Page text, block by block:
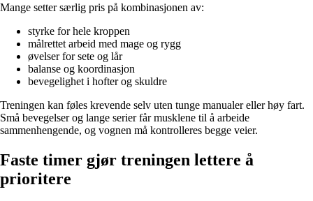
Mange setter særlig pris på kombinasjonen av:
styrke for hele kroppen
målrettet arbeid med mage og rygg
øvelser for sete og lår
balanse og koordinasjon
bevegelighet i hofter og skuldre
Treningen kan føles krevende selv uten tunge manualer eller høy fart.
Små bevegelser og lange serier får musklene til å arbeide
sammenhengende, og vognen må kontrolleres begge veier.
Faste timer gjør treningen lettere å
prioritere